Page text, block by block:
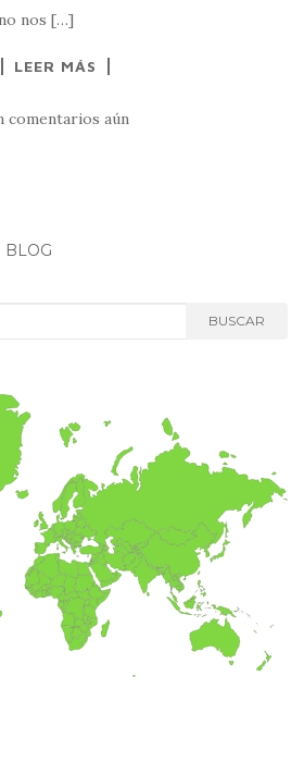
nos […]
LEER MÁS
comentarios aún
BLOG
BUSCAR